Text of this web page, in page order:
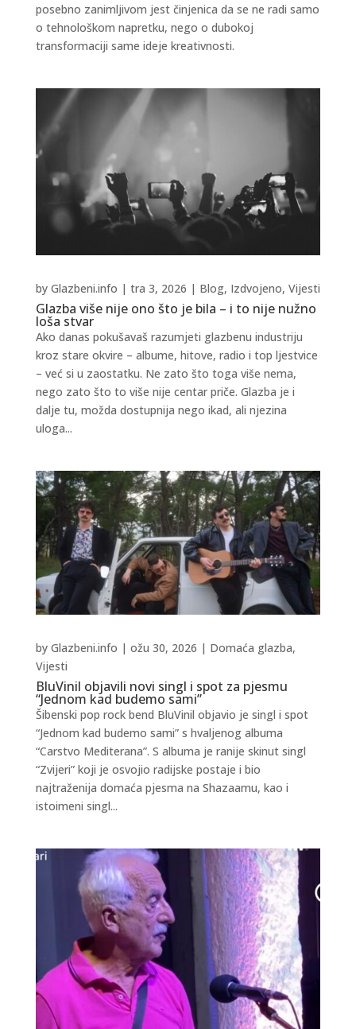
posebno zanimljivom jest činjenica da se ne radi samo
o tehnološkom napretku, nego o dubokoj
transformaciji same ideje kreativnosti.
Glazba više nije ono što je bila – i to nije nužno
loša stvar
by Glazbeni.info | tra 3, 2026 | Blog, Izdvojeno, Vijesti
Ako danas pokušavaš razumjeti glazbenu industriju
kroz stare okvire – albume, hitove, radio i top ljestvice
– već si u zaostatku. Ne zato što toga više nema,
nego zato što to više nije centar priče. Glazba je i
dalje tu, možda dostupnija nego ikad, ali njezina
uloga...
BluVinil objavili novi singl i spot za pjesmu
“Jednom kad budemo sami”
by Glazbeni.info | ožu 30, 2026 | Domaća glazba,
Vijesti
Šibenski pop rock bend BluVinil objavio je singl i spot
“Jednom kad budemo sami” s hvaljenog albuma
“Carstvo Mediterana”. S albuma je ranije skinut singl
“Zvijeri” koji je osvojio radijske postaje i bio
najtraženija domaća pjesma na Shazaamu, kao i
istoimeni singl...